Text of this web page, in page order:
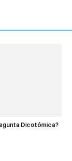
Dicotómica?